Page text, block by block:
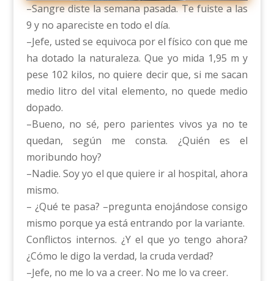
–Sangre diste la semana pasada. Te fuiste a las
9 y no apareciste en todo el día.
–Jefe, usted se equivoca por el físico con que me
ha dotado la naturaleza. Que yo mida 1,95 m y
pese 102 kilos, no quiere decir que, si me sacan
medio litro del vital elemento, no quede medio
dopado.
–Bueno, no sé, pero parientes vivos ya no te
quedan, según me consta. ¿Quién es el
moribundo hoy?
–Nadie. Soy yo el que quiere ir al hospital, ahora
mismo.
– ¿Qué te pasa? –pregunta enojándose consigo
mismo porque ya está entrando por la variante.
Conflictos internos. ¿Y el que yo tengo ahora?
¿Cómo le digo la verdad, la cruda verdad?
–Jefe, no me lo va a creer. No me lo va creer.